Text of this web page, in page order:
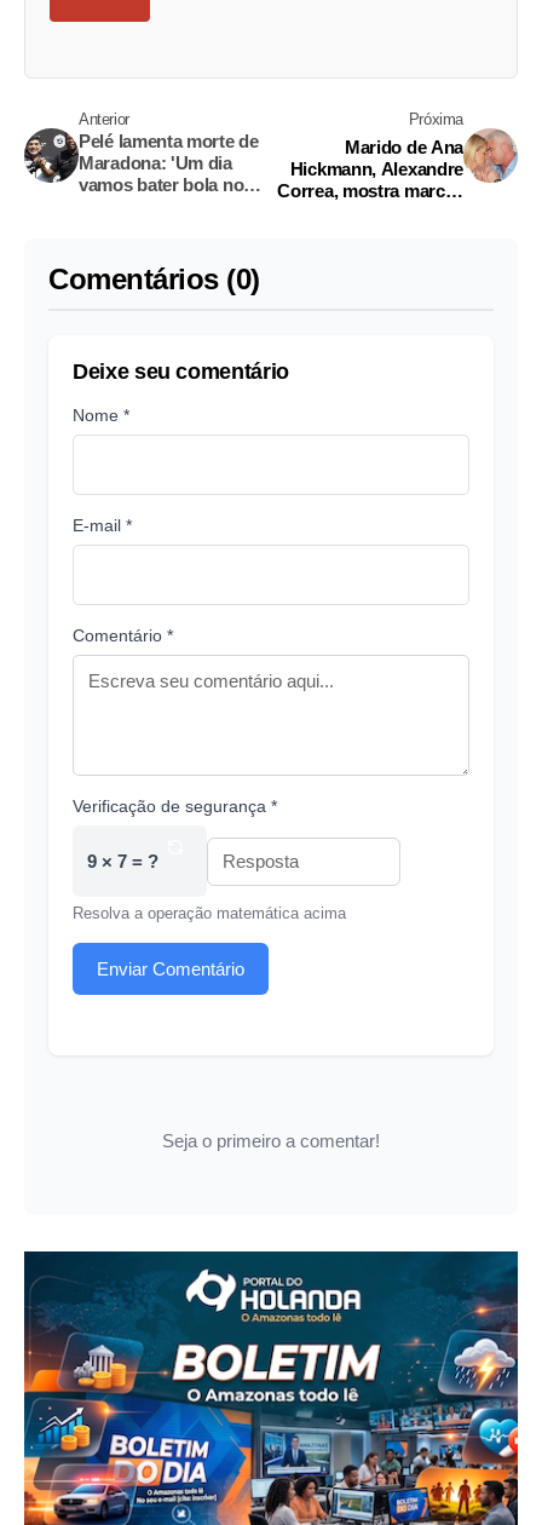
Anterior
Pelé lamenta morte de
Maradona: 'Um dia
vamos bater bola no
Próxima
Marido de Ana
Hickmann, Alexandre
Correa, mostra marcas
Comentários (0)
Deixe seu comentário
Nome *
E-mail *
Comentário *
Verificação de segurança *
9 × 7 = ?
Resolva a operação matemática acima
Enviar Comentário
Seja o primeiro a comentar!